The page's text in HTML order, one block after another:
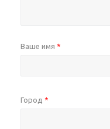
Ваше имя *
Город *